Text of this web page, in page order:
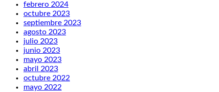
febrero 2024
octubre 2023
septiembre 2023
agosto 2023
julio 2023
junio 2023
mayo 2023
abril 2023
octubre 2022
mayo 2022